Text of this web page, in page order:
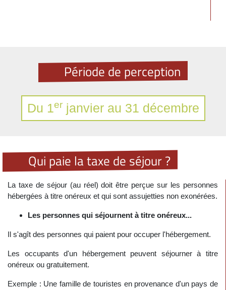
Période de perception
Du 1erjanvier au 31 décembre
Qui paie la taxe de séjour ?
La taxe de séjour (au réel) doit être perçue sur les personnes
hébergées à titre onéreux et qui sont assujetties non exonérées.
Les personnes qui séjournent à titre onéreux...
Il s'agît des personnes qui paient pour occuper l'hébergement.
Les occupants d'un hébergement peuvent séjourner à titre
onéreux ou gratuitement.
Exemple : Une famille de touristes en provenance d'un pays de